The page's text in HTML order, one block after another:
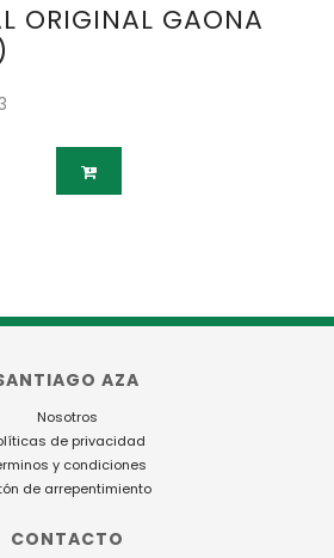
ORIGINAL GAONA
AZA
Nosotros
de privacidad
y condiciones
de arrepentimiento
CONTACTO